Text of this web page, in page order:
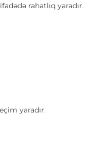
rahatlıq yaradır.
yaradır.